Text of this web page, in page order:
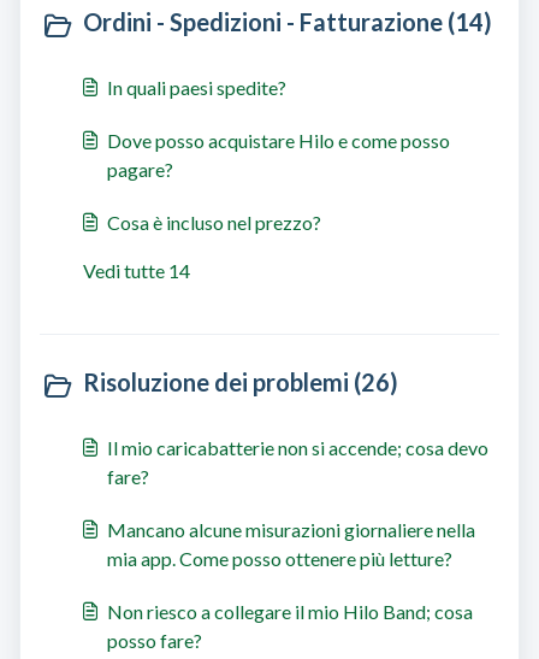
Ordini - Spedizioni - Fatturazione (14)
In quali paesi spedite?
Dove posso acquistare Hilo e come posso
pagare?
Cosa è incluso nel prezzo?
Vedi tutte 14
Risoluzione dei problemi (26)
Il mio caricabatterie non si accende; cosa devo
fare?
Mancano alcune misurazioni giornaliere nella
mia app. Come posso ottenere più letture?
Non riesco a collegare il mio Hilo Band; cosa
posso fare?